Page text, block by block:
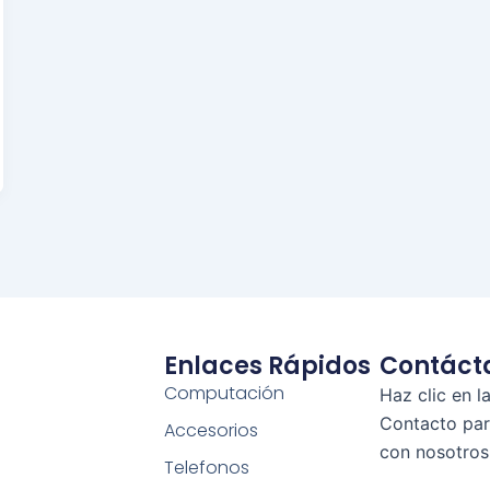
Enlaces Rápidos
Computación
Accesorios
Telefonos
Haz clic en
Contacto
con nosotros